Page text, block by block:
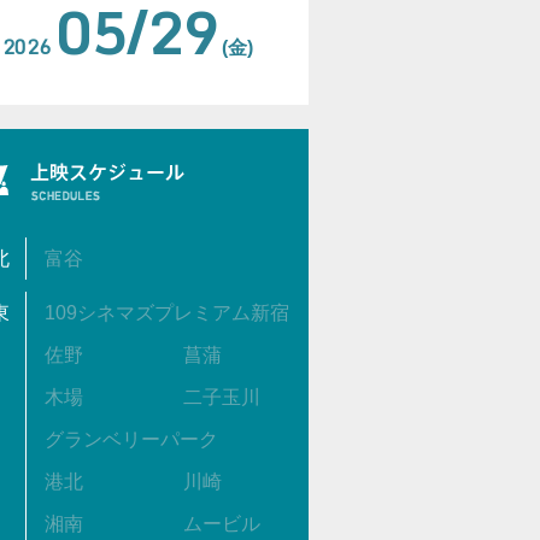
2026 05/29 (金)
富谷
109シネマズプレミアム新宿
佐野 菖蒲
木場 二子玉川
グランベリーパーク
港北 川崎
湘南 ムービル